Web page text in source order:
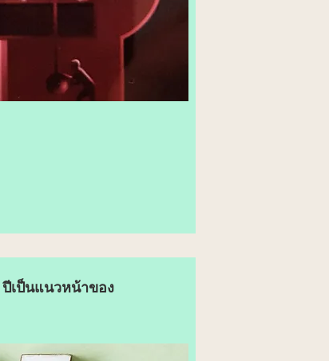
เป็นแนวหน้าของ